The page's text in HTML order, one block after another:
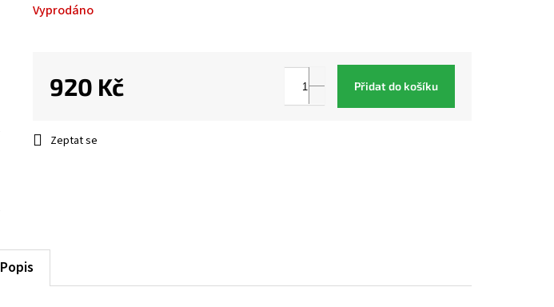
Zeptat se
Vyprodáno
920 Kč Přidat do košíku
Popis